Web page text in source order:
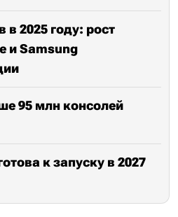
2025 году: рост
и Samsung
95 млн консолей
к запуску в 2027